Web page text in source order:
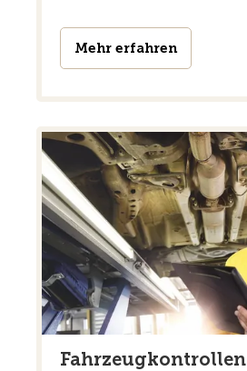
Mehr erfahren
Fahrzeugkontrollen